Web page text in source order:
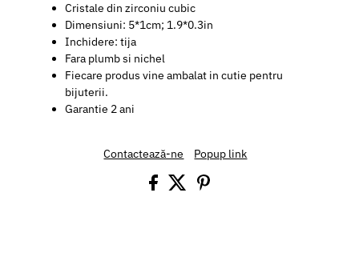
Cristale din zirconiu cubic
Dimensiuni: 5*1cm; 1.9*0.3in
Inchidere: tija
Fara plumb si nichel
Fiecare produs vine ambalat in cutie pentru
bijuterii.
Garantie 2 ani
Contactează-ne Popup link